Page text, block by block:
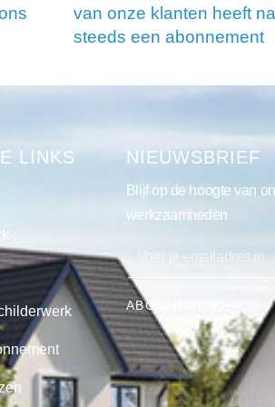
van onze klanten heeft
steeds een abonnement
LINKS NIEUWSBRIEF
Blijf op de hoogte van
werkzaamheden
ABONNEREN ⟶